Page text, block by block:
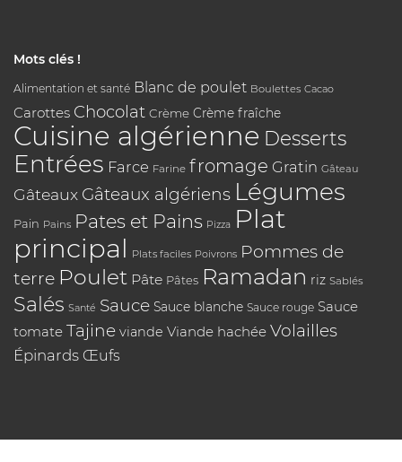
Mots clés !
Alimentation et santé Blanc de poulet Boulettes Cacao
Carottes Chocolat Crème Crème fraîche
Cuisine algérienne Desserts
Entrées Farce Farine fromage Gratin Gâteau
Gâteaux Gâteaux algériens Légumes
Pain Pains Pates et Pains Pizza Plat
principal Plats faciles Poivrons Pommes de
terre Poulet Pâte Pâtes Ramadan riz Sablés
Salés Santé Sauce Sauce blanche Sauce rouge Sauce
tomate Tajine viande Viande hachée Volailles
Épinards Œufs